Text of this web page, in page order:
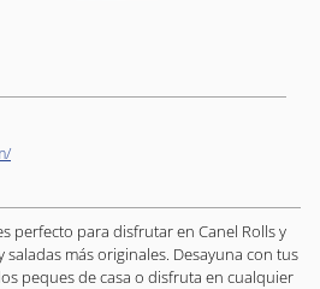
perfecto para disfrutar en Canel Rolls y
saladas más originales. Desayuna con tus
peques de casa o disfruta en cualquier